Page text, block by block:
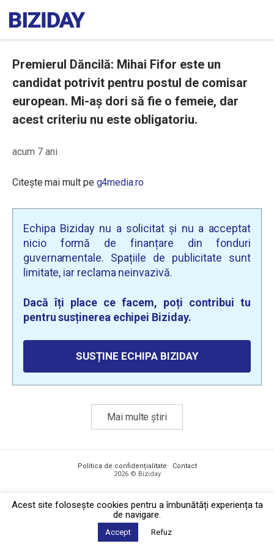
Premierul Dăncilă: Mihai Fifor este un
candidat potrivit pentru postul de comisar
european. Mi-aș dori să fie o femeie, dar
acest criteriu nu este obligatoriu.
acum 7 ani
Citește mai mult pe g4media.ro
Echipa Biziday nu a solicitat și nu a acceptat
nicio formă de finanțare din fonduri
guvernamentale. Spațiile de publicitate sunt
limitate, iar reclama neinvazivă.
Dacă îți place ce facem, poți contribui tu
pentru susținerea echipei Biziday.
SUSȚINE ECHIPA BIZIDAY
Mai multe știri
Politica de confidențialitate · Contact
2026 © Biziday
Acest site foloseşte cookies pentru a îmbunătăți experiența ta
de navigare.
Accept Refuz